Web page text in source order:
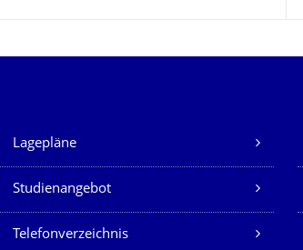
Unsere Dienste
Lagepläne
Studienangebot
Telefonverzeichnis